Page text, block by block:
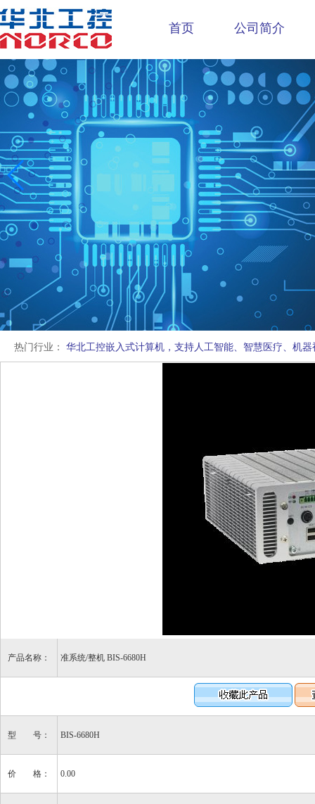
首页 公司简介
热门行业： 华北工控嵌入式计算机，支持人工智能、智慧医疗、机
产品名称： 准系统/整机 BIS-6680H
型 号： BIS-6680H
价 格： 0.00